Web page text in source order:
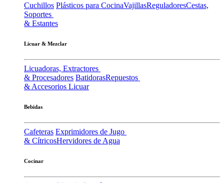
Cuchillos Plásticos para CocinaVajillasReguladoresCestas,
Soportes
& Estantes
Licuar & Mezclar
Licuadoras, Extractores
& Procesadores BatidorasRepuestos
& Accesorios Licuar
Bebidas
Cafeteras Exprimidores de Jugo
& CítricosHervidores de Agua
Cocinar